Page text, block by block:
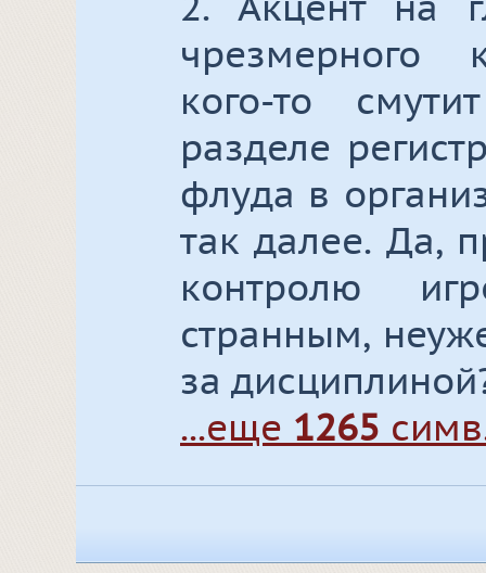
2. Акцент на
чрезмерного
кого-то
разделе
флуда в
так далее. Да,
контролю
странным,
за
...еще 1265